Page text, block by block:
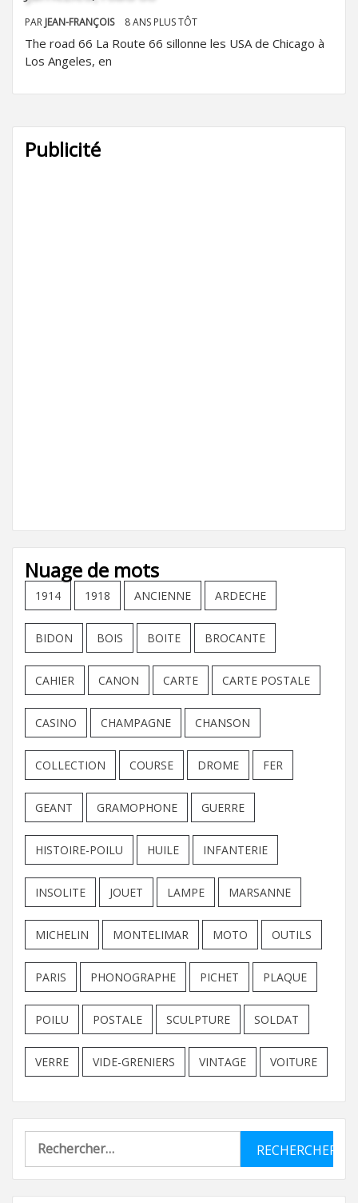
PAR JEAN-FRANÇOIS 8 ANS PLUS TÔT
The road 66 La Route 66 sillonne les USA de Chicago à
Los Angeles, en
Publicité
Nuage de mots
1914 1918 ANCIENNE ARDECHE
BIDON BOIS BOITE BROCANTE
CAHIER CANON CARTE CARTE POSTALE
CASINO CHAMPAGNE CHANSON
COLLECTION COURSE DROME FER
GEANT GRAMOPHONE GUERRE
HISTOIRE-POILU HUILE INFANTERIE
INSOLITE JOUET LAMPE MARSANNE
MICHELIN MONTELIMAR MOTO OUTILS
PARIS PHONOGRAPHE PICHET PLAQUE
POILU POSTALE SCULPTURE SOLDAT
VERRE VIDE-GRENIERS VINTAGE VOITURE
Rechercher :